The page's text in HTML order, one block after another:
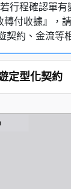
行程確認單
付收據』，
契約、金流等
定型化契約